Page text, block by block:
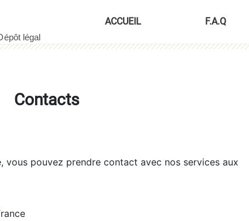
ACCUEIL F.A.Q
Contacts
vous pouvez prendre contact avec nos services aux